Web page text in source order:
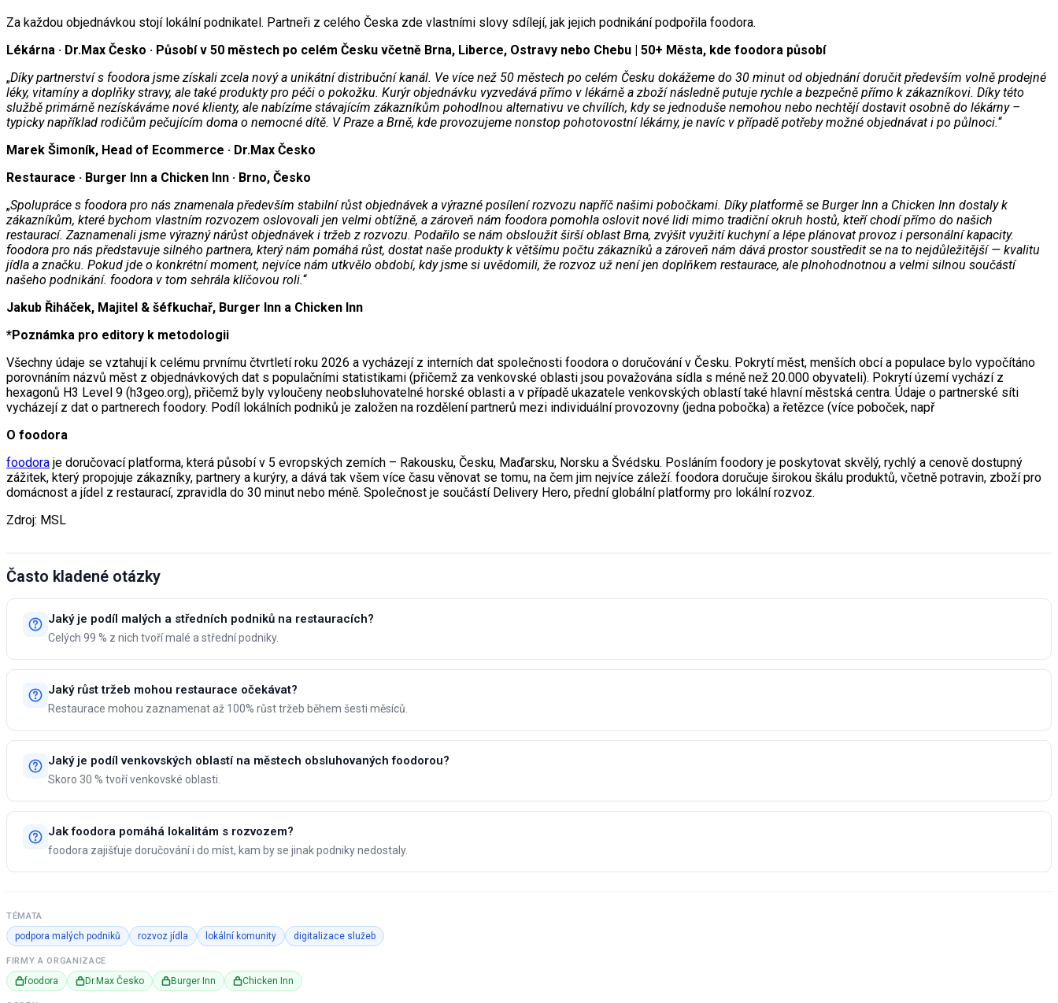
Za každou objednávkou stojí lokální podnikatel. Partneři z celého Česka zde vlastními slovy sdílejí, jak jejich podnikání podpořila foodora.
Lékárna · Dr.Max Česko · Působí v 50 městech po celém Česku včetně Brna, Liberce, Ostravy nebo Chebu | 50+ Města, kde foodora působí
„Díky partnerství s foodora jsme získali zcela nový a unikátní distribuční kanál. Ve více než 50 městech po celém Česku dokážeme do 30 minut od objednání doručit především volně prodejné
léky, vitamíny a doplňky stravy, ale také produkty pro péči o pokožku. Kurýr objednávku vyzvedává přímo v lékárně a zboží následně putuje rychle a bezpečně přímo k zákazníkovi. Díky této
službě primárně nezískáváme nové klienty, ale nabízíme stávajícím zákazníkům pohodlnou alternativu ve chvílích, kdy se jednoduše nemohou nebo nechtějí dostavit osobně do lékárny –
typicky například rodičům pečujícím doma o nemocné dítě. V Praze a Brně, kde provozujeme nonstop pohotovostní lékárny, je navíc v případě potřeby možné objednávat i po půlnoci.“
Marek Šimoník, Head of Ecommerce · Dr.Max Česko
Restaurace · Burger Inn a Chicken Inn · Brno, Česko
„Spolupráce s foodora pro nás znamenala především stabilní růst objednávek a výrazné posílení rozvozu napříč našimi pobočkami. Díky platformě se Burger Inn a Chicken Inn dostaly k
zákazníkům, které bychom vlastním rozvozem oslovovali jen velmi obtížně, a zároveň nám foodora pomohla oslovit nové lidi mimo tradiční okruh hostů, kteří chodí přímo do našich
restaurací. Zaznamenali jsme výrazný nárůst objednávek i tržeb z rozvozu. Podařilo se nám obsloužit širší oblast Brna, zvýšit využití kuchyní a lépe plánovat provoz i personální kapacity.
foodora pro nás představuje silného partnera, který nám pomáhá růst, dostat naše produkty k většímu počtu zákazníků a zároveň nám dává prostor soustředit se na to nejdůležitější — kvalitu
jídla a značku. Pokud jde o konkrétní moment, nejvíce nám utkvělo období, kdy jsme si uvědomili, že rozvoz už není jen doplňkem restaurace, ale plnohodnotnou a velmi silnou součástí
našeho podnikání. foodora v tom sehrála klíčovou roli.“
Jakub Řiháček, Majitel & šéfkuchař, Burger Inn a Chicken Inn
*Poznámka pro editory k metodologii
Všechny údaje se vztahují k celému prvnímu čtvrtletí roku 2026 a vycházejí z interních dat společnosti foodora o doručování v Česku. Pokrytí měst, menších obcí a populace bylo vypočítáno
porovnáním názvů měst z objednávkových dat s populačními statistikami (přičemž za venkovské oblasti jsou považována sídla s méně než 20.000 obyvateli). Pokrytí území vychází z
hexagonů H3 Level 9 (h3geo.org), přičemž byly vyloučeny neobsluhovatelné horské oblasti a v případě ukazatele venkovských oblastí také hlavní městská centra. Údaje o partnerské síti
vycházejí z dat o partnerech foodory. Podíl lokálních podniků je založen na rozdělení partnerů mezi individuální provozovny (jedna pobočka) a řetězce (více poboček, např
O foodora
foodora je doručovací platforma, která působí v 5 evropských zemích – Rakousku, Česku, Maďarsku, Norsku a Švédsku. Posláním foodory je poskytovat skvělý, rychlý a cenově dostupný
zážitek, který propojuje zákazníky, partnery a kurýry, a dává tak všem více času věnovat se tomu, na čem jim nejvíce záleží. foodora doručuje širokou škálu produktů, včetně potravin, zboží pro
domácnost a jídel z restaurací, zpravidla do 30 minut nebo méně. Společnost je součástí Delivery Hero, přední globální platformy pro lokální rozvoz.
Zdroj: MSL
Často kladené otázky
Jaký je podíl malých a středních podniků na restauracích?
Celých 99 % z nich tvoří malé a střední podniky.
Jaký růst tržeb mohou restaurace očekávat?
Restaurace mohou zaznamenat až 100% růst tržeb během šesti měsíců.
Jaký je podíl venkovských oblastí na městech obsluhovaných foodorou?
Skoro 30 % tvoří venkovské oblasti.
Jak foodora pomáhá lokalitám s rozvozem?
foodora zajišťuje doručování i do míst, kam by se jinak podniky nedostaly.
TÉMATA
podpora malých podniků rozvoz jídla lokální komunity digitalizace služeb
FIRMY A ORGANIZACE
foodora Dr.Max Česko Burger Inn Chicken Inn